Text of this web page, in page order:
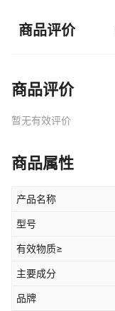
商品评价
商品评价
暂无有效评价
商品属性
产品名称
型号
有效物质≥
主要成分
品牌